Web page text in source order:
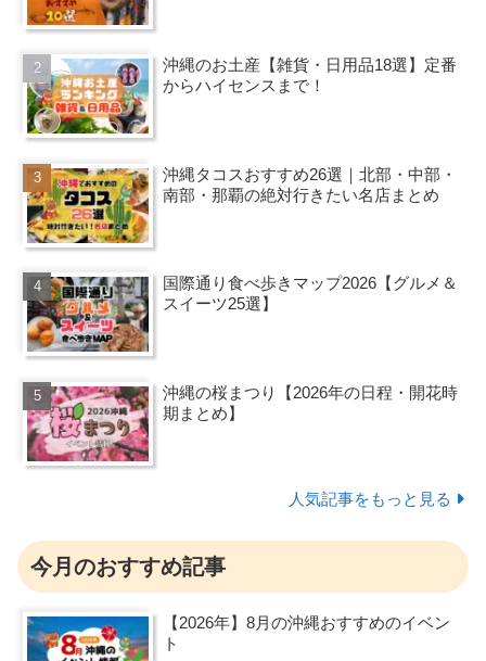
沖縄のお土産【雑貨・日用品18選】定番
からハイセンスまで！
沖縄タコスおすすめ26選｜北部・中部・
南部・那覇の絶対行きたい名店まとめ
国際通り食べ歩きマップ2026【グルメ＆
スイーツ25選】
沖縄の桜まつり【2026年の日程・開花時
期まとめ】
人気記事をもっと見る
今月のおすすめ記事
【2026年】8月の沖縄おすすめのイベン
ト